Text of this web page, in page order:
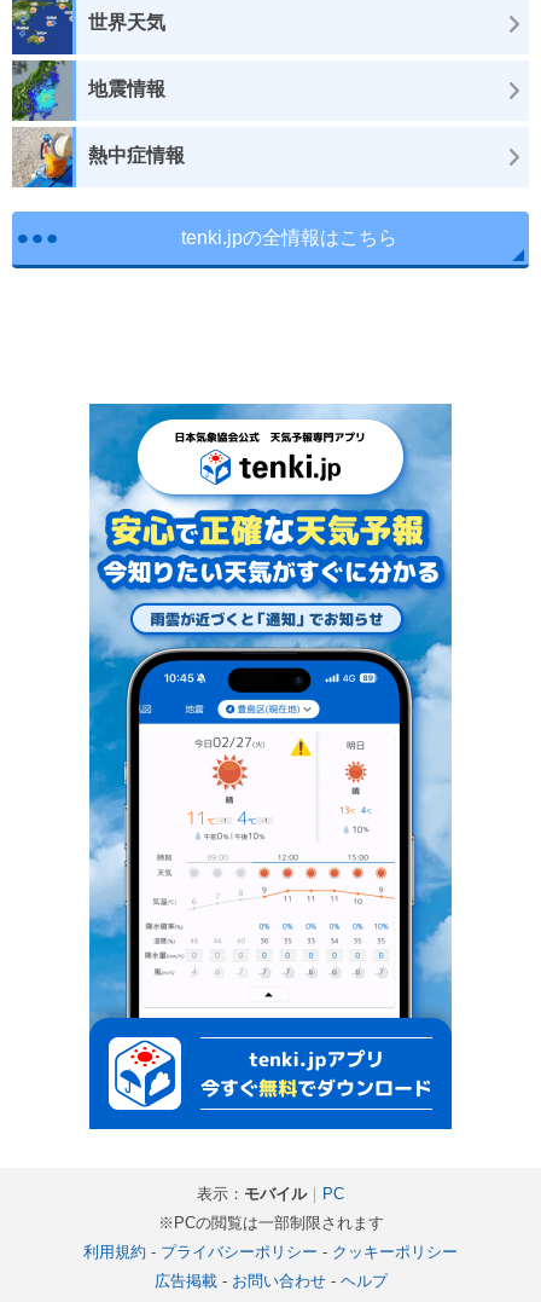
世界天気
地震情報
熱中症情報
tenki.jpの全情報はこちら
表示： モバイル｜
PC
※PCの閲覧は一部制限されます
利用規約 - プライバシーポリシー - クッキーポリシー
広告掲載- お問い合わせ- ヘルプ